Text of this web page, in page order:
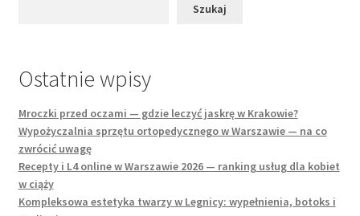
Szukaj
Ostatnie wpisy
Mroczki przed oczami — gdzie leczyć jaskrę w Krakowie?
Wypożyczalnia sprzętu ortopedycznego w Warszawie — na co
zwrócić uwagę
Recepty i L4 online w Warszawie 2026 — ranking usług dla kobiet
w ciąży
Kompleksowa estetyka twarzy w Legnicy: wypełnienia, botoks i